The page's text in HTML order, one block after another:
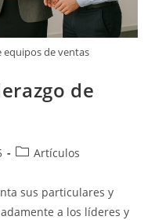
equipos de ventas
de
Artículos
sus particulares y
a los líderes y